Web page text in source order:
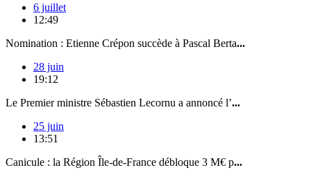
6 juillet
12:49
Nomination : Etienne Crépon succède à Pascal Berta...
28 juin
19:12
Le Premier ministre Sébastien Lecornu a annoncé l’...
25 juin
13:51
Canicule : la Région Île-de-France débloque 3 M€ p...